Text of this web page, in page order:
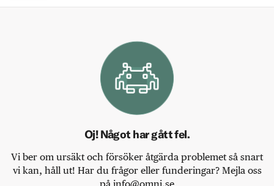
Oj! Något har gått fel.
Vi ber om ursäkt och försöker åtgärda problemet så snart
vi kan, håll ut! Har du frågor eller funderingar? Mejla oss